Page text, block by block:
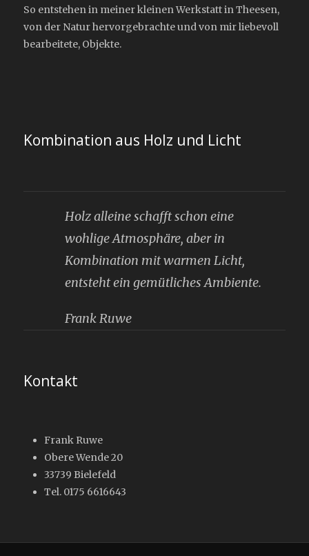
So entstehen in meiner kleinen Werkstatt in Theesen,
von der Natur hervorgebrachte und von mir liebevoll
bearbeitete, Objekte.
Kombination aus Holz und Licht
Holz alleine schafft schon eine
wohlige Atmosphäre, aber in
Kombination mit warmen Licht,
entsteht ein gemütliches Ambiente.
Frank Ruwe
Kontakt
Frank Ruwe
Obere Wende 20
33739 Bielefeld
Tel. 0175 6616643